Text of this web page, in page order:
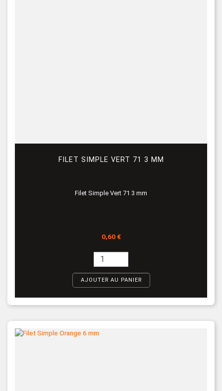
FILET SIMPLE VERT 71 3 MM
Filet Simple Vert 71 3 mm
Prix
0,60 €
AJOUTER AU PANIER